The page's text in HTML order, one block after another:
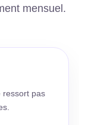
mensuel.
ressort pas